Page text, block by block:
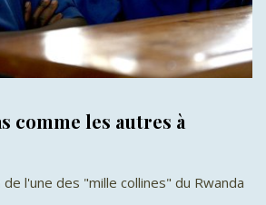
comme les autres à
l'une des "mille collines" du Rwanda